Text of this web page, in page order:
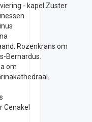
- kapel Zuster
Rozenkrans om
Bernardus.
om
Cenakel